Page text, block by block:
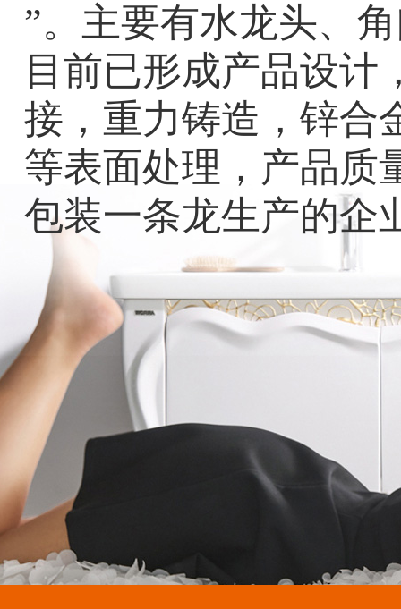
”。主要有水龙头、
目前已形成产品设计
接，重力铸造，锌合
等表面处理，产品质
包装一条龙生产的企